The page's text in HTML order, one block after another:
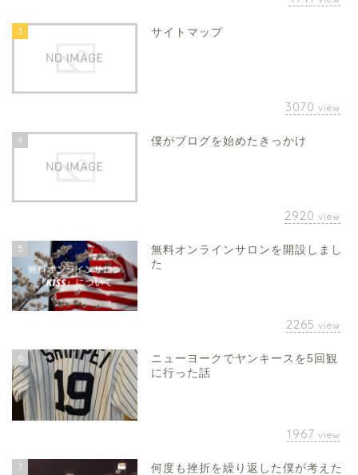
3 サイトマップ
3070 view
4 僕がブログを始めたきっかけ
2920 view
5
無料オンラインサロンを開設しまし
た
2265 view
6
ニューヨークでヤンキースを5回観
に行った話
1967 view
7
何度も挫折を繰り返した僕が考えた